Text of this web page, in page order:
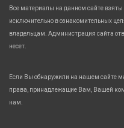
Все материалы на данном сайте
исключительно в ознакомительных
владельцам. Администрация сайта
несет.
Если Вы обнаружили на нашем сайте
права, принадлежащие Вам, Вашей
нам.